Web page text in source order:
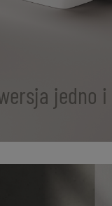
jedno